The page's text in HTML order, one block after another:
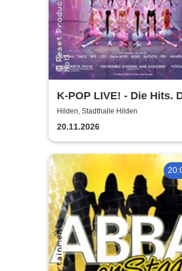
K-POP LIVE! - Die Hits.
Moves. Die Show.
Hilden, Stadthalle Hilden
20.11.2026